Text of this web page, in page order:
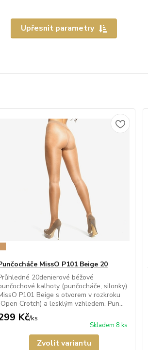
Upřesnit parametry
MissO P101 Beige 20
20denierové béžové
kalhoty (punčocháče, silonky)
P101 Beige s otvorem v rozkroku
Crotch) a lesklým vzhledem. Pun...
Kč/ks
Skladem 8 ks
Zvolit variantu